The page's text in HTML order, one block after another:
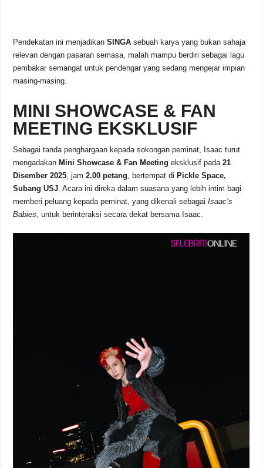
Pendekatan ini menjadikanSINGA sebuah karya yang bukan sahaja
relevan dengan pasaran semasa, malah mampu berdiri sebagai lagu
pembakar semangat untuk pendengar yang sedang mengejar impian
masing-masing.
MINI SHOWCASE & FAN
MEETING EKSKLUSIF
Sebagai tanda penghargaan kepada sokongan peminat, Isaac turut
mengadakanMini Showcase & Fan Meeting eksklusif pada21
Disember 2025 , jam2.00 petang , bertempat diPickle Space,
Subang USJ . Acara ini direka dalam suasana yang lebih intim bagi
memberi peluang kepada peminat, yang dikenali sebagaiIsaac’s
Babies , untuk berinteraksi secara dekat bersama Isaac.